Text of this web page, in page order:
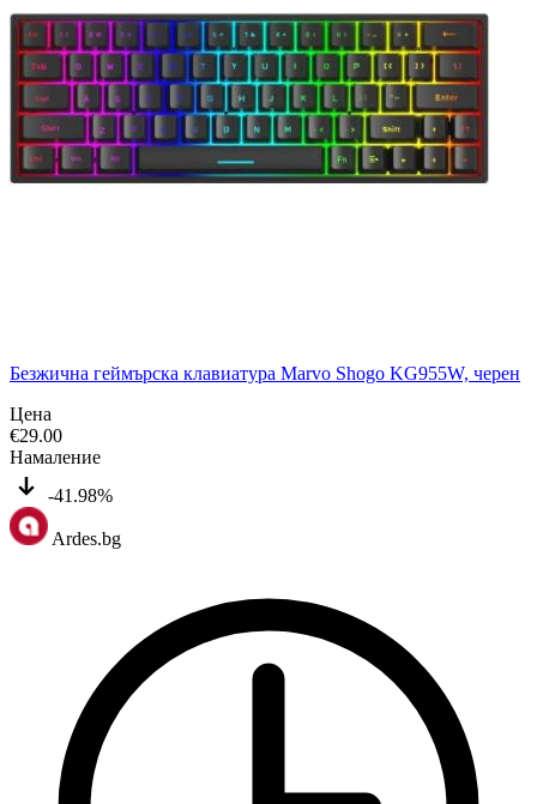
Безжична геймърска клавиатура Marvo Shogo KG955W, черен
Цена
€29.00
Намаление
-41.98%
Ardes.bg